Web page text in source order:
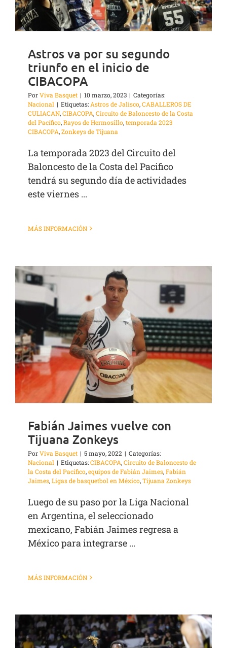
Astros va por su segundo
triunfo en el inicio de
CIBACOPA
PorViva Basquet | 10 marzo, 2023 | Categorías:
Nacional | Etiquetas: Astros de Jalisco,CABALLEROS DE
CULIACAN,CIBACOPA,Circuito de Baloncesto de la Costa
del Pacífico,Rayos de Hermosillo,temporada 2023
CIBACOPA,Zonkeys de Tijuana
La temporada 2023 del Circuito del
Baloncesto de la Costa del Pacifico
tendrá su segundo día de actividades
este viernes ...
MÁS INFORMACIÓN
Fabián Jaimes vuelve con
Tijuana Zonkeys
PorViva Basquet | 5 mayo, 2022 | Categorías:
Nacional | Etiquetas:CIBACOPA,Circuito de Baloncesto de
la Costa del Pacífico,equipos de Fabián Jaimes,Fabián
Jaimes,Ligas de basquetbol en México,Tijuana Zonkeys
Luego de su paso por la Liga Nacional
en Argentina, el seleccionado
mexicano, Fabián Jaimes regresa a
México para integrarse ...
MÁS INFORMACIÓN